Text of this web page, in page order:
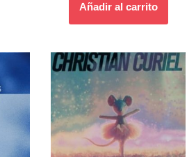
Añadir al carrito